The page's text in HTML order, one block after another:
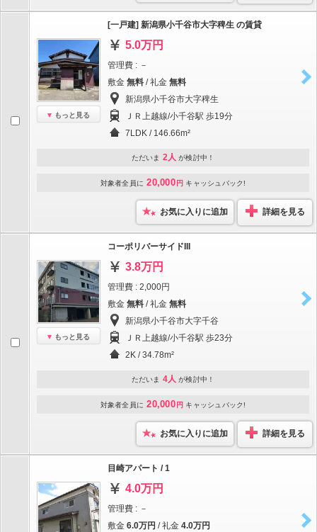
もっと見る
[一戸建] 新潟県小千谷市大字稗生 の賃貸
5.0万円
管理費 : －
敷金 無料 / 礼金 無料
新潟県小千谷市大字稗生
ＪＲ上越線/小千谷駅 歩19分
7LDK / 146.66m²
ただいま 2人 が検討中！
対象者全員に 20,000 円 キャッシュバック!
お気に入りに追加 詳細を見る
もっと見る
コーポリバーサイドIII
3.8万円
管理費 : 2,000円
敷金 無料 / 礼金 無料
新潟県小千谷市大字千谷
ＪＲ上越線/小千谷駅 歩23分
2K / 34.78m²
ただいま 4人 が検討中！
対象者全員に 20,000 円 キャッシュバック!
お気に入りに追加 詳細を見る
目崎アパート / 1
4.0万円
管理費 : －
敷金 6.0万円 / 礼金 4.0万円